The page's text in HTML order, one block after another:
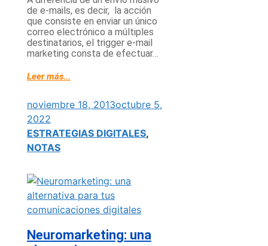
de e-mails, es decir, la acción
que consiste en enviar un único
correo electrónico a múltiples
destinatarios, el trigger e-mail
marketing consta de efectuar…
Leer más...
noviembre 18, 2013octubre 5,
2022
ESTRATEGIAS DIGITALES,
NOTAS
Neuromarketing: una